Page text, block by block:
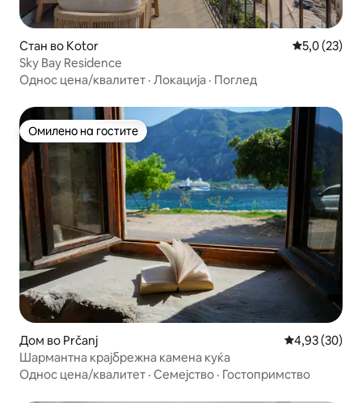
Стан во Kotor Просечна
5,0 (23)
Sky Bay Residence
Однос цена/квалитет · Локација · Поглед
Омилено на гостите
Омилено на гостите
Дом во Prčanj Просечна
4,93 (30)
Шармантна крајбрежна камена куќа
Однос цена/квалитет · Семејство · Гостопримство